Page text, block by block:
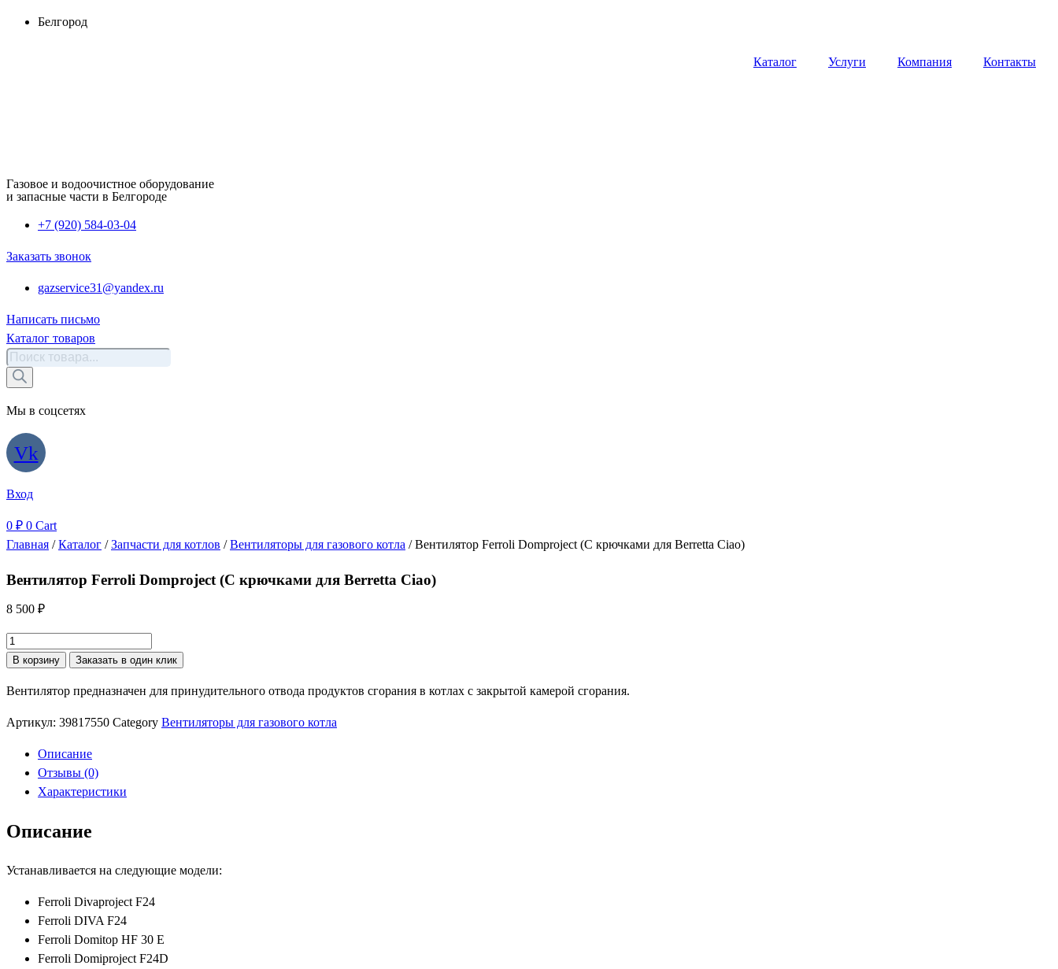
ПерейтиБелгород
Каталог Услуги Компания Контакты
Газовое и водоочистное оборудование
и запасные части в Белгороде
+7 (920) 584-03-04
Заказать звонок
gazservice31@yandex.ru
Написать письмо
Каталог товаров
Поиск
товаров
Мы в соцсетях
Vk
Вход
0 ₽ 0 Cart
Главная /Каталог /Запчасти для котлов /Вентиляторы для газового котла / Вентилятор Ferroli Domproject (С крючками для Berretta Ciao)
Вентилятор Ferroli Domproject (С крючками для Berretta Ciao)
8 500 ₽
Количество
товара
Ferroli
Domproject
крючками
Berretta
В корзину Заказать в один клик
Вентилятор предназначен для принудительного отвода продуктов сгорания в котлах с закрытой камерой сгорания.
Артикул: 39817550 Category Вентиляторы для газового котла
Описание
Отзывы (0)
Характеристики
Описание
Устанавливается на следующие модели:
Ferroli Divaproject F24
Ferroli DIVA F24
Ferroli Domitop HF 30 Е
Ferroli Domiproject F24D